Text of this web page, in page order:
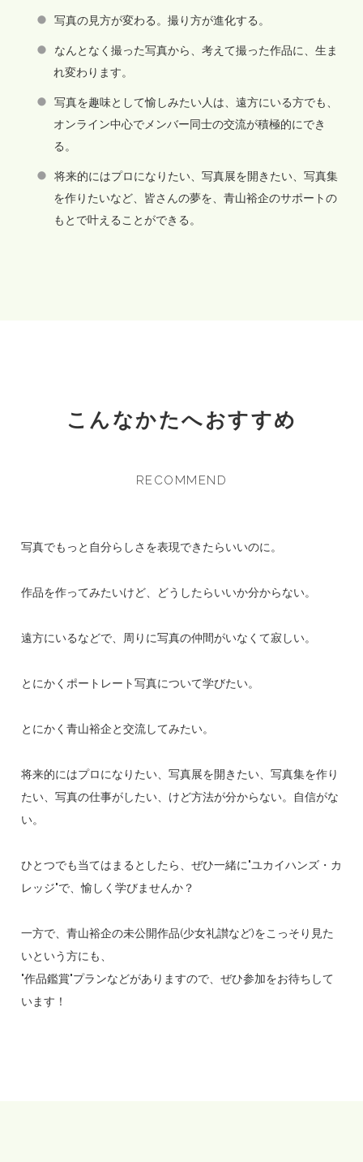
写真の見方が変わる。撮り方が進化する。
なんとなく撮った写真から、考えて撮った作品に、生ま
れ変わります。
写真を趣味として愉しみたい人は、遠方にいる方でも、
オンライン中心でメンバー同士の交流が積極的にでき
る。
将来的にはプロになりたい、写真展を開きたい、写真集
を作りたいなど、皆さんの夢を、青山裕企のサポートの
もとで叶えることができる。
こんなかたへおすすめ
RECOMMEND
写真でもっと自分らしさを表現できたらいいのに。
作品を作ってみたいけど、どうしたらいいか分からない。
遠方にいるなどで、周りに写真の仲間がいなくて寂しい。
とにかくポートレート写真について学びたい。
とにかく青山裕企と交流してみたい。
将来的にはプロになりたい、写真展を開きたい、写真集を作り
たい、写真の仕事がしたい、けど方法が分からない。自信がな
い。
ひとつでも当てはまるとしたら、ぜひ一緒に"ユカイハンズ・カ
レッジ"で、愉しく学びませんか？
一方で、青山裕企の未公開作品(少女礼讃など)をこっそり見た
いという方にも、
"作品鑑賞"プランなどがありますので、ぜひ参加をお待ちして
います！